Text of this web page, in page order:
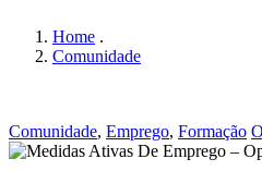
Home .
Comunidade
Comunidade, Emprego, Formação